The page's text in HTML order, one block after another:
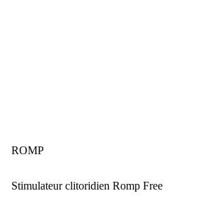
ROMP
Stimulateur clitoridien Romp Free